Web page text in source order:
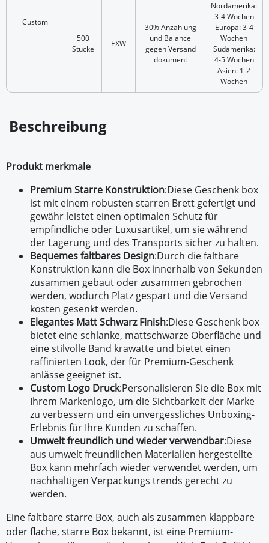
Custom
500
Stücke
EXW
30% Anzahlung
und Balance
gegen Versand
dokument
Nordamerika:
3-4 Wochen
Europa: 3-4
Wochen
Südamerika:
4-5 Wochen
Asien: 1-2
Wochen
Beschreibung
Produkt merkmale
Premium Starre Konstruktion:Diese Geschenk box
ist mit einem robusten starren Brett gefertigt und
gewähr leistet einen optimalen Schutz für
empfindliche oder Luxusartikel, um sie während
der Lagerung und des Transports sicher zu halten.
Bequemes faltbares Design:Durch die faltbare
Konstruktion kann die Box innerhalb von Sekunden
zusammen gebaut oder zusammen gebrochen
werden, wodurch Platz gespart und die Versand
kosten gesenkt werden.
Elegantes Matt Schwarz Finish:Diese Geschenk box
bietet eine schlanke, mattschwarze Oberfläche und
eine stilvolle Band krawatte und bietet einen
raffinierten Look, der für Premium-Geschenk
anlässe geeignet ist.
Custom Logo Druck:Personalisieren Sie die Box mit
Ihrem Markenlogo, um die Sichtbarkeit der Marke
zu verbessern und ein unvergessliches Unboxing-
Erlebnis für Ihre Kunden zu schaffen.
Umwelt freundlich und wieder verwendbar:Diese
aus umwelt freundlichen Materialien hergestellte
Box kann mehrfach wieder verwendet werden, um
nachhaltigen Verpackungs trends gerecht zu
werden.
Eine faltbare starre Box, auch als zusammen klappbare
oder flache, starre Box bekannt, ist eine Premium-